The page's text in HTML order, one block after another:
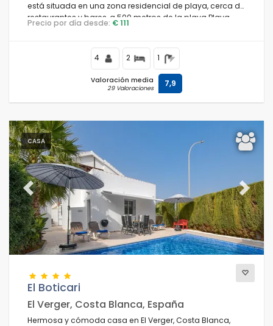
Confort
Servicios
Vistas
Categorías adicionales
está situada en una zona residencial de playa, cerca de
restaurantes y bares, a 500 metros de la playa Playa
L'Almadrava y a 500 metros del Mar Mediterráneo.
Precio por día desde: € 111
4 2 1
Valoración media
29 Valoraciones 7,9
CASA
Previous Next
El Boticari
El Verger, Costa Blanca, España
Hermosa y cómoda casa en El Verger, Costa Blanca,